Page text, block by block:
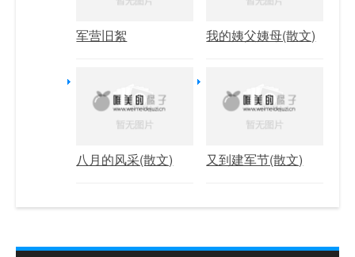
军营旧絮 我的姨父姨母(散文)
八月的风采(散文) 又到建军节(散文)